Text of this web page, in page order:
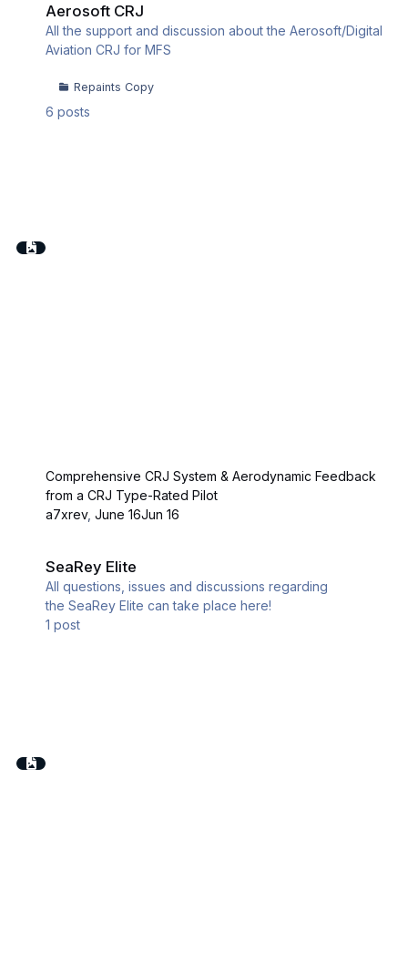
Aerosoft CRJ
All the support and discussion about the Aerosoft/Digital
Aviation CRJ for MFS
Repaints Copy
6 posts
Comprehensive CRJ System & Aerodynamic Feedback
from a CRJ Type-Rated Pilot
a7xrev,June 16Jun 16
SeaRey Elite
All questions, issues and discussions regarding
the SeaRey Elite can take place here!
1 post